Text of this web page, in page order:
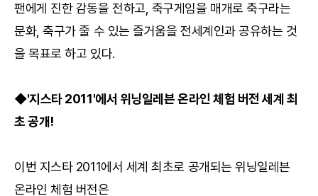
팬에게 진한 감동을 전하고, 축구게임을 매개로 축구라는
문화, 축구가 줄 수 있는 즐거움을 전세계인과 공유하는 것
을 목표로 하고 있다.
◆'지스타 2011'에서 위닝일레븐 온라인 체험 버전 세계 최
초 공개!
이번 지스타 2011에서 세계 최초로 공개되는 위닝일레븐
온라인 체험 버전은